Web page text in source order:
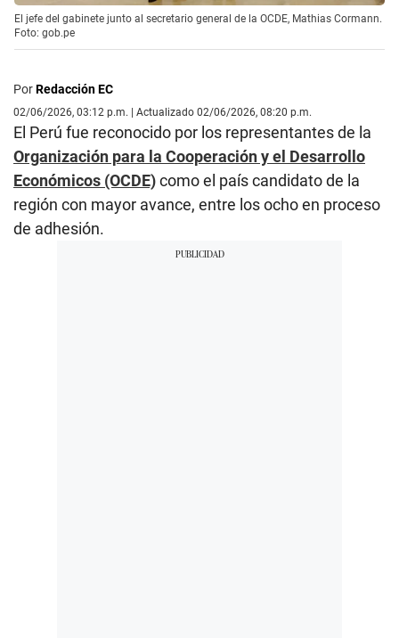
El jefe del gabinete junto al secretario general de la OCDE, Mathias Cormann.
Foto: gob.pe
PorRedacción EC
02/06/2026, 03:12 p.m. | Actualizado 02/06/2026, 08:20 p.m.
El Perú fue reconocido por los representantes de la
Organización para la Cooperación y el Desarrollo
Económicos (OCDE)como el país candidato de la
región con mayor avance, entre los ocho en proceso
de adhesión.